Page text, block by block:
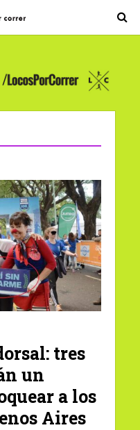
tres
un
a los
Aires